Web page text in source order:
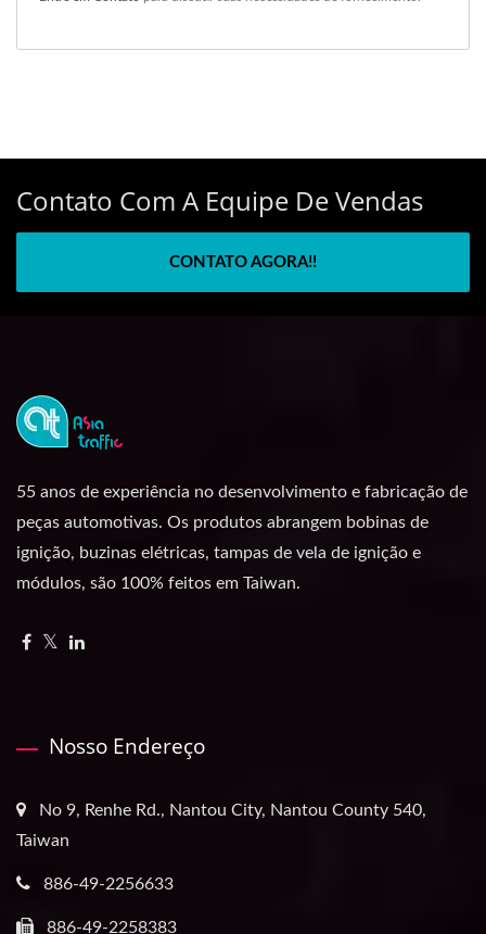
Contato Com A Equipe De Vendas
CONTATO AGORA!!
55 anos de experiência no desenvolvimento e fabricação de
peças automotivas. Os produtos abrangem bobinas de
ignição, buzinas elétricas, tampas de vela de ignição e
módulos, são 100% feitos em Taiwan.
Nosso Endereço
No 9, Renhe Rd., Nantou City, Nantou County 540,
Taiwan
886-49-2256633
886-49-2258383